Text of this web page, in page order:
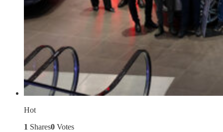
Hot
1 Shares0 Votes